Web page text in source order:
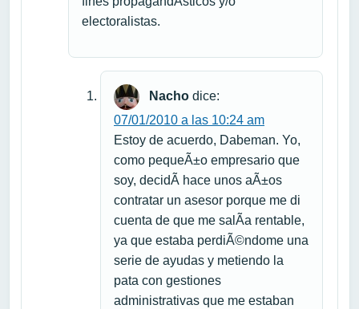
electoralistas.
Nacho dice:
07/01/2010 a las 10:24 am
Estoy de acuerdo, Dabeman. Yo,
como pequeÃ±o empresario que
soy, decidÃ­ hace unos aÃ±os
contratar un asesor porque me di
cuenta de que me salÃ­a rentable,
ya que estaba perdiÃ©ndome una
serie de ayudas y metiendo la
pata con gestiones
administrativas que me estaban